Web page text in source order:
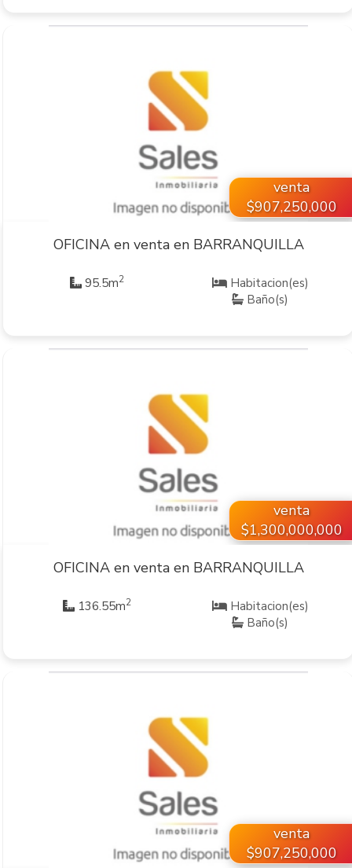
VER INMUEBLE
venta
$907,250,000
OFICINA en venta en BARRANQUILLA
95.5m2
Habitacion(es)
Baño(s)
VER INMUEBLE
venta
$1,300,000,000
OFICINA en venta en BARRANQUILLA
136.55m2
Habitacion(es)
Baño(s)
VER INMUEBLE
venta
$907,250,000